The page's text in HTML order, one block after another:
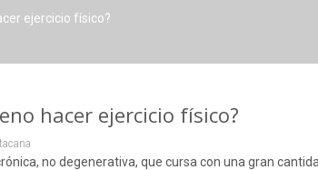
ejercicio físico?
hacer ejercicio físico?
no degenerativa, que cursa con una gran